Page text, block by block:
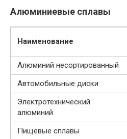
Алюминиевые сплавы
Наименование
Алюминий несортированный
Автомобильные диски
Электротехнический
алюминий
Пищевые сплавы